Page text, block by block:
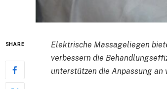
SHARE
Elektrische Massageliegen
verbessern die
unterstützen die Anpassung an